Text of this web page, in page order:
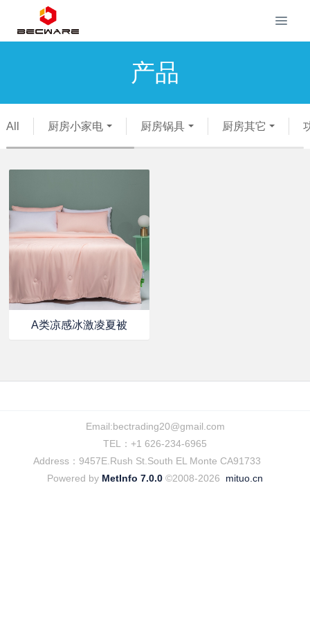
产品
All 厨房小家电 厨房锅具 厨房其它
A类凉感冰激凌夏被
Email:bectrading20@gmail.com
TEL：+1 626-234-6965
Address：9457E.Rush St.South EL Monte CA91733
Powered by MetInfo 7.0.0 ©2008-2026 mituo.cn